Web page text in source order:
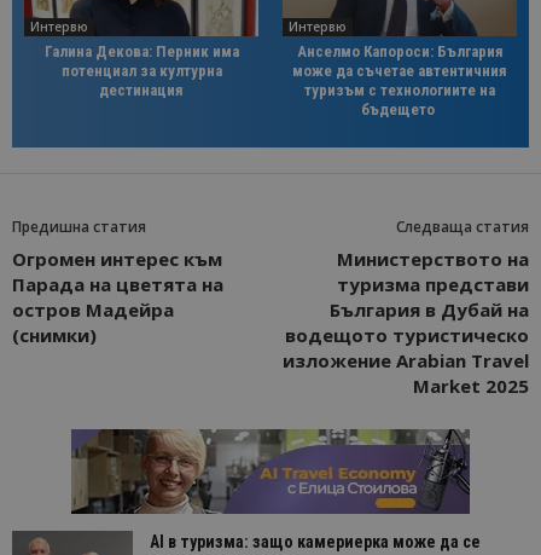
Интервю
Галина Декова: Перник има
потенциал за културна
дестинация
Интервю
Анселмо Капороси: България
може да съчетае автентичния
туризъм с технологиите на
бъдещето
Предишна статия
Огромен интерес към
Парада на цветята на
остров Мадейра
(снимки)
Следваща статия
Министерството на
туризма представи
България в Дубай на
водещото туристическо
изложение Arabian Travel
Market 2025
AI в туризма: защо камериерка може да се